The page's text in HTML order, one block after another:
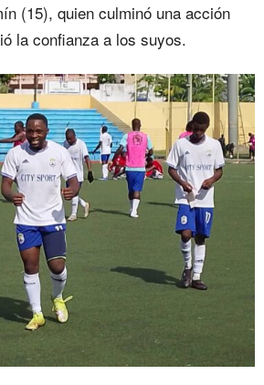
(15), quien culminó una acción
la confianza a los suyos.